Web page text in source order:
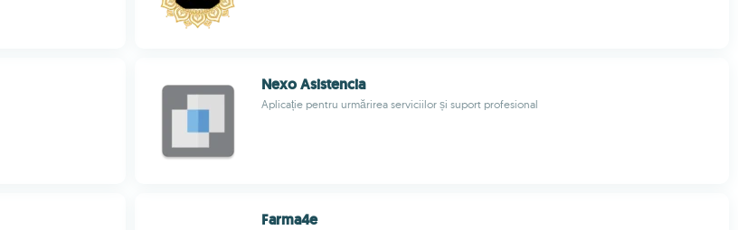
Nexo Asistencia
Aplicație pentru urmărirea serviciilor și suport profesional
Farma4e